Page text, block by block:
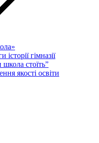
гімназії
стоїть”
якості освіти